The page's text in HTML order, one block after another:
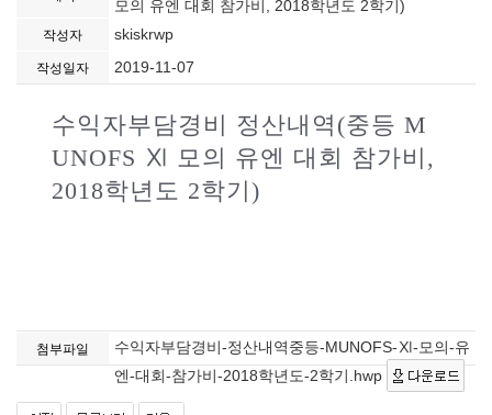
모의 유엔 대회 참가비, 2018학년도 2학기)
작성자 skiskrwp
작성일자 2019-11-07
수익자부담경비 정산내역(중등 M
UNOFS Ⅺ 모의 유엔 대회 참가비,
2018학년도 2학기)
첨부파일
수익자부담경비-정산내역중등-MUNOFS-Ⅺ-모의-유
엔-대회-참가비-2018학년도-2학기.hwp